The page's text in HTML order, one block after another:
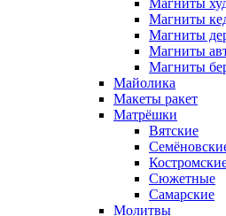
Магниты
Магниты
Магниты
Магниты
Магниты
Майолика
Макеты ракет
Матрёшки
Вятские
Сюжетные
Самарские
Молитвы